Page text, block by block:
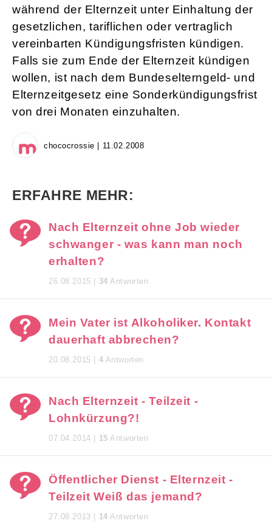
während der Elternzeit unter Einhaltung der
gesetzlichen, tariflichen oder vertraglich
vereinbarten Kündigungsfristen kündigen.
Falls sie zum Ende der Elternzeit kündigen
wollen, ist nach dem Bundeselterngeld- und
Elternzeitgesetz eine Sonderkündigungsfrist
von drei Monaten einzuhalten.
chococrossie | 11.02.2008
ERFAHRE MEHR:
Nach Elternzeit ohne Job wieder
schwanger - was kann man noch
erhalten?
26.08.2015 | 34 Antworten
Mein Vater ist Alkoholiker. Kontakt
dauerhaft abbrechen?
20.08.2015 | 4 Antworten
Nach Elternzeit - Teilzeit -
Lohnkürzung?!
07.04.2014 | 15 Antworten
Öffentlicher Dienst - Elternzeit -
Teilzeit Weiß das jemand?
27.08.2013 | 14 Antworten